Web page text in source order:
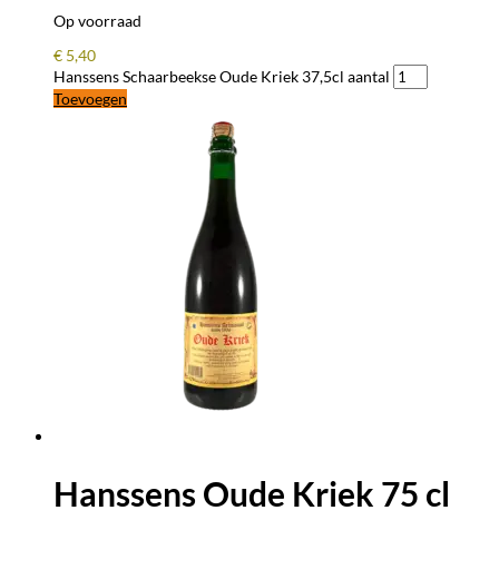
Op voorraad
€ 5,40
Hanssens Schaarbeekse Oude Kriek 37,5cl aantal
Toevoegen
Hanssens Oude Kriek 75 cl